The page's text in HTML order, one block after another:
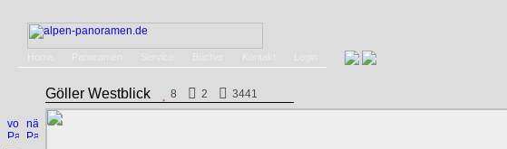
Göller Westblick 8 2 3441